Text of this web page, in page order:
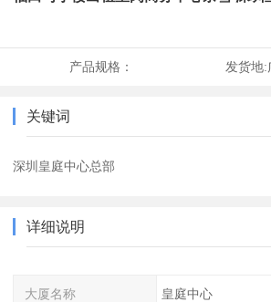
产品规格： 发货地:
关键词
深圳皇庭中心总部
详细说明
大厦名称 皇庭中心